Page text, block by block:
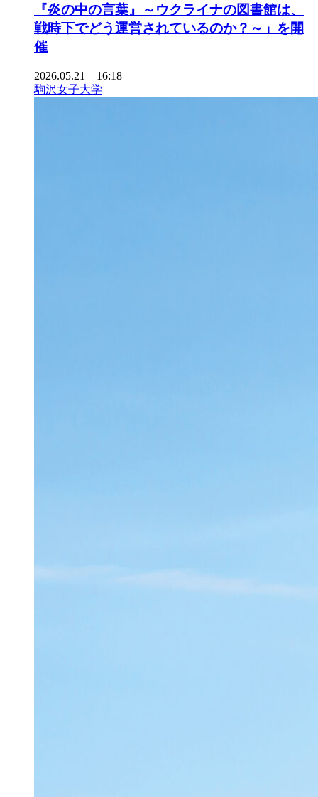
『炎の中の言葉』～ウクライナの図書館は、
戦時下でどう運営されているのか？～」を開
催
2026.05.21 16:18
駒沢女子大学